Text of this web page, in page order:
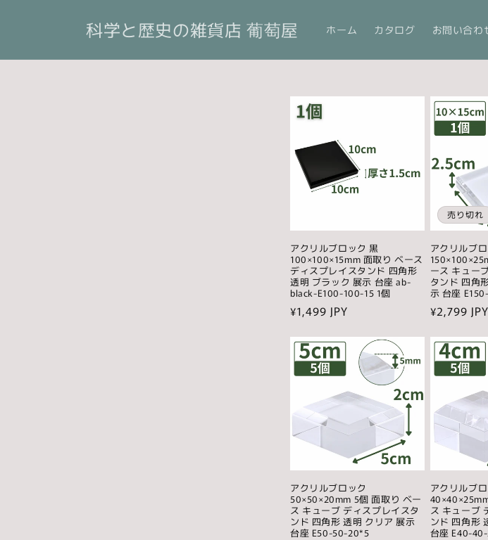
科学と歴史の雑貨店 葡萄屋 ホーム カタログ お問い合わ
アクリルブロック 黒
100×100×15mm 面取り ベース
ディスプレイスタンド 四角形
透明 ブラック 展示 台座 ab-
black-E100-100-15 1個
通
価
格
¥1,499 JPY
売り切れ
アクリルブ
ース キュー
タンド 四角
示 台座
通
価
格
¥2,799 JPY
アクリルブロック
50×50×20mm 5個 面取り ベー
ス キューブ ディスプレイスタ
ンド 四角形 透明 クリア 展示
台座 E50-50-20*5
アクリルブ
ス キューブ
ンド 四角形
台座 E40-